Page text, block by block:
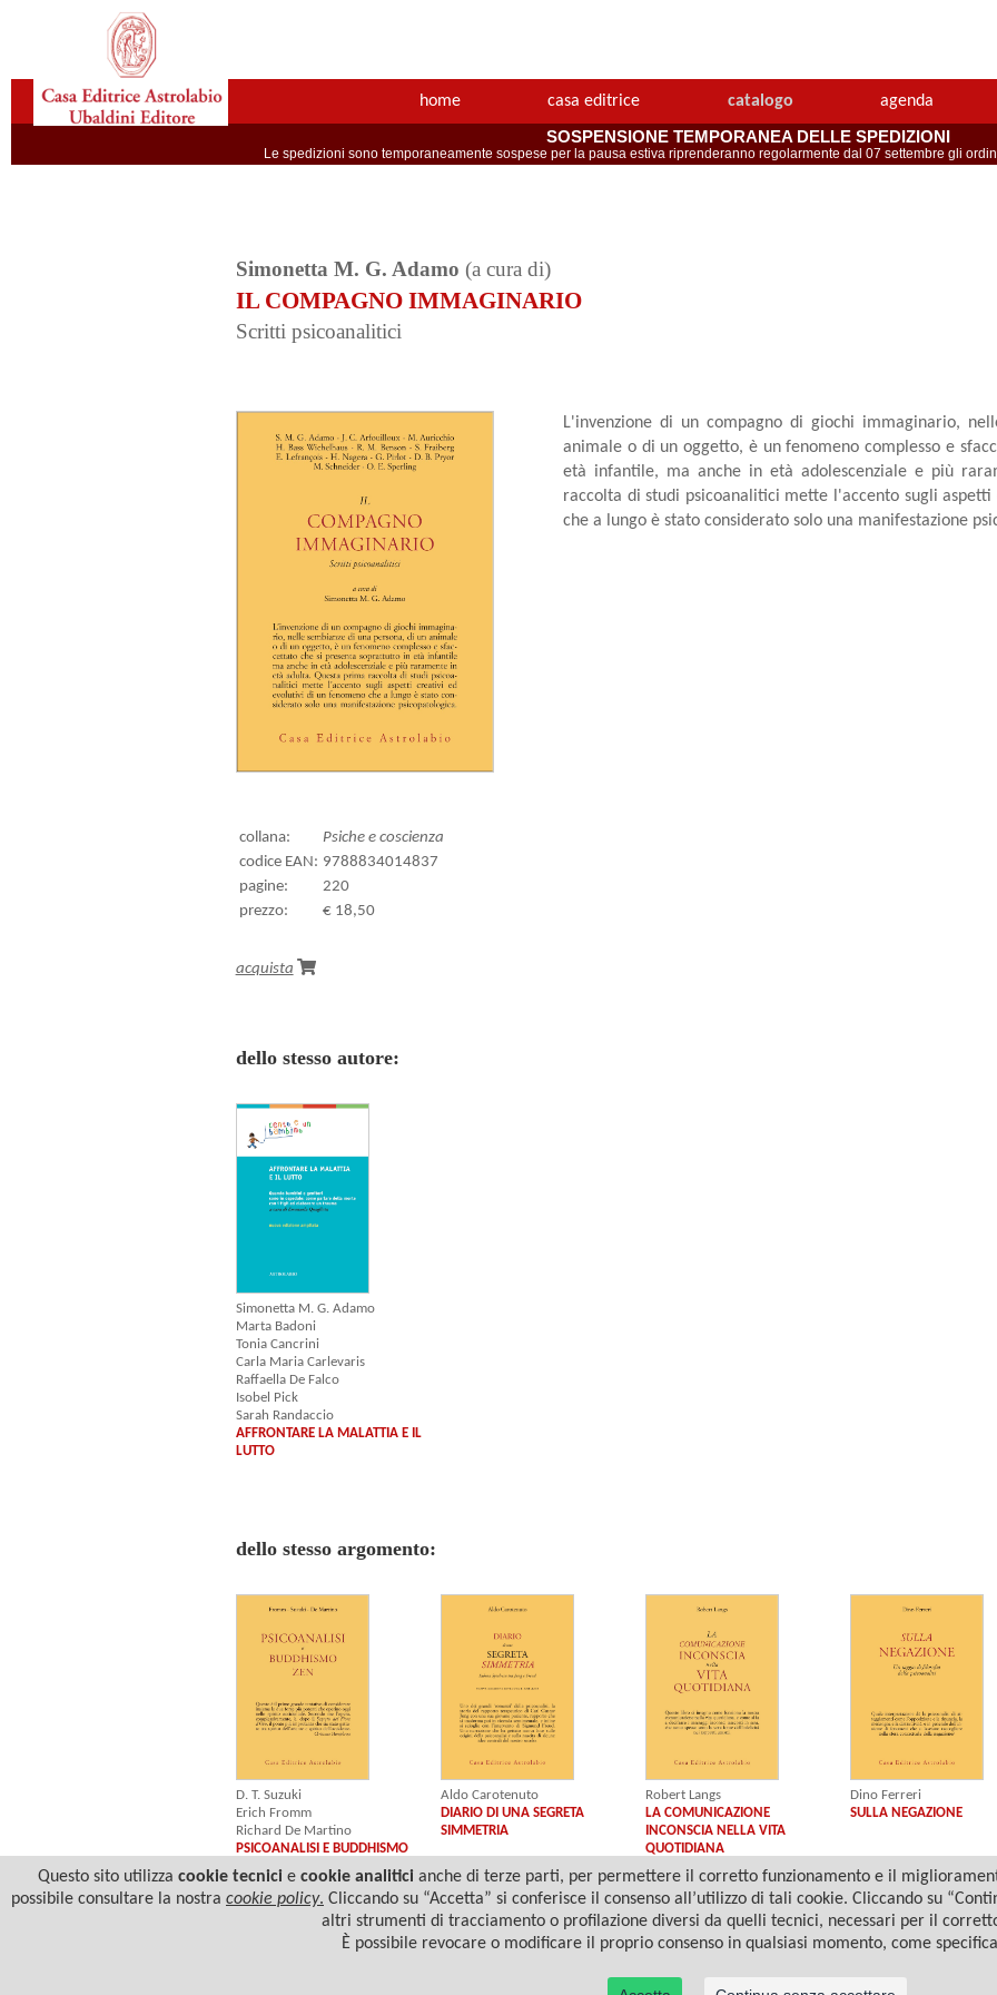
home casa editrice catalogo agenda
SOSPENSIONE TEMPORANEA DELLE SPEDIZIONI
Le spedizioni sono temporaneamente sospese per la pausa estiva riprenderanno regolarmente dal 07 settembre gli
Simonetta M. G. Adamo (a cura di)
IL COMPAGNO IMMAGINARIO
Scritti psicoanalitici
L'invenzione di un compagno di giochi immaginario,
animale o di un oggetto, è un fenomeno complesso e
età infantile, ma anche in età adolescenziale e più
raccolta di studi psicoanalitici mette l'accento sugli
che a lungo è stato considerato solo una manifestazione
collana:
Psiche e coscienza
codice EAN: 9788834014837
pagine:
220
prezzo:
€ 18,50
acquista
dello stesso autore:
Simonetta M. G. Adamo
Marta Badoni
Tonia Cancrini
Carla Maria Carlevaris
Raffaella De Falco
Isobel Pick
Sarah Randaccio
AFFRONTARE LA MALATTIA E IL
LUTTO
dello stesso argomento:
D. T. Suzuki
Erich Fromm
Richard De Martino
PSICOANALISI E BUDDHISMO
ZEN
Aldo Carotenuto
DIARIO DI UNA SEGRETA
SIMMETRIA
Robert Langs
LA COMUNICAZIONE
INCONSCIA NELLA VITA
QUOTIDIANA
Dino Ferreri
SULLA NEGAZIONE
Questo sito utilizza cookie tecnicie cookie analiticianche di terze parti, per permettere il corretto funzionamento e il
possibile consultare la nostra cookie policy. Cliccando su “Accetta” si conferisce il consenso all’utilizzo di tali cookie. Cliccando su
altri strumenti di tracciamento o profilazione diversi da quelli tecnici, necessari per il
È possibile revocare o modificare il proprio consenso in qualsiasi momento, come